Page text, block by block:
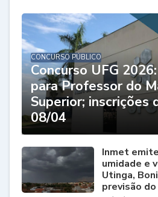
CONCURSO PÚBLICO
Concurso UFG
para Professor do
Superior; inscrições
08/04
Inmet
umidade e
Utinga,
previsão